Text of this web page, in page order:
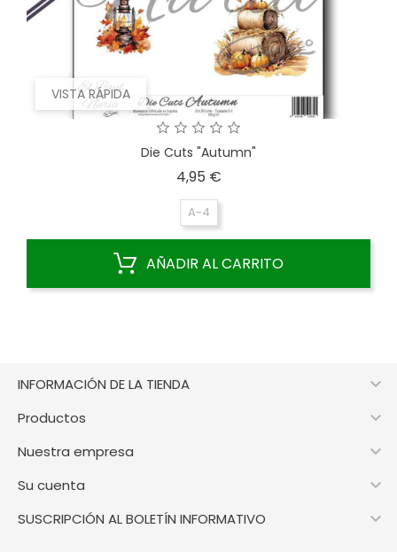
VISTA RÁPIDA
Die Cuts "Autumn"
4,95 €Precio
A-4
AÑADIR AL CARRITO
INFORMACIÓN DE LA TIENDA 
Productos 
Nuestra empresa 
Su cuenta 
SUSCRIPCIÓN AL BOLETÍN INFORMATIVO 